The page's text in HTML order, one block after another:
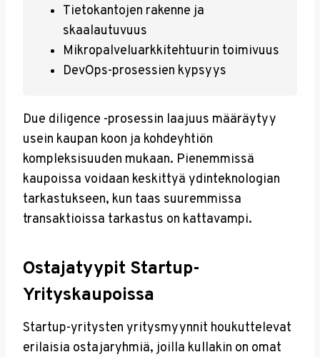
Tietokantojen rakenne ja
skaalautuvuus
Mikropalveluarkkitehtuurin toimivuus
DevOps-prosessien kypsyys
Due diligence -prosessin laajuus määräytyy
usein kaupan koon ja kohdeyhtiön
kompleksisuuden mukaan. Pienemmissä
kaupoissa voidaan keskittyä ydinteknologian
tarkastukseen, kun taas suuremmissa
transaktioissa tarkastus on kattavampi.
Ostajatyypit Startup-
Yrityskaupoissa
Startup-yritysten yritysmyynnit houkuttelevat
erilaisia ostajaryhmiä, joilla kullakin on omat